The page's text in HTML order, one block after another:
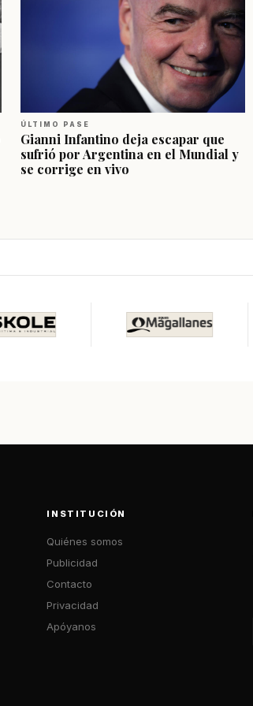
ÚLTIMO PASE
Gianni Infantino deja escapar que
sufrió por Argentina en el Mundial y
se corrige en vivo
INSTITUCIÓN
Quiénes somos
Publicidad
Contacto
Privacidad
Apóyanos